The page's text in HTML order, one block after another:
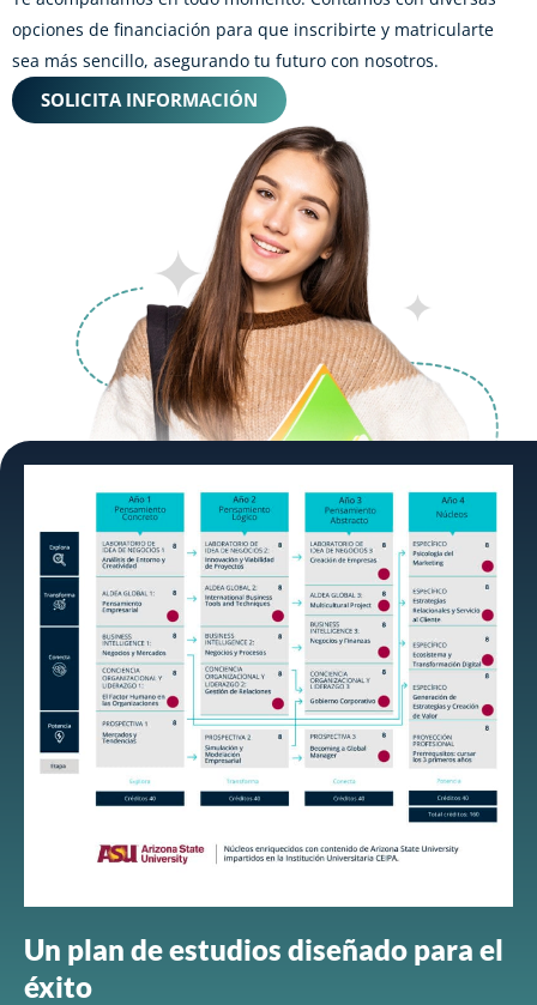
opciones de financiación para que inscribirte y matricularte
sea más sencillo, asegurando tu futuro con nosotros.
SOLICITA INFORMACIÓN
Un plan de estudios diseñado para el
éxito